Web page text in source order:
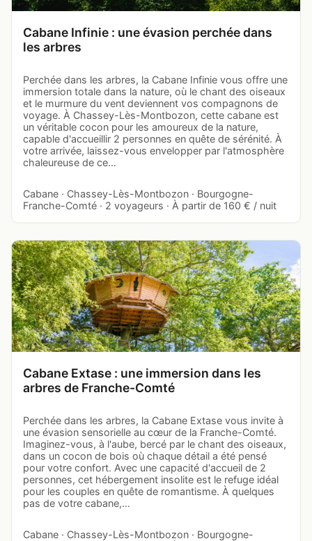
Cabane Infinie : une évasion perchée dans
les arbres
Perchée dans les arbres, la Cabane Infinie vous offre une
immersion totale dans la nature, où le chant des oiseaux
et le murmure du vent deviennent vos compagnons de
voyage. À Chassey-Lès-Montbozon, cette cabane est
un véritable cocon pour les amoureux de la nature,
capable d'accueillir 2 personnes en quête de sérénité. À
votre arrivée, laissez-vous envelopper par l'atmosphère
chaleureuse de ce…
Cabane · Chassey-Lès-Montbozon · Bourgogne-
Franche-Comté · 2 voyageurs · À partir de 160 € / nuit
Cabane Extase : une immersion dans les
arbres de Franche-Comté
Perchée dans les arbres, la Cabane Extase vous invite à
une évasion sensorielle au cœur de la Franche-Comté.
Imaginez-vous, à l'aube, bercé par le chant des oiseaux,
dans un cocon de bois où chaque détail a été pensé
pour votre confort. Avec une capacité d'accueil de 2
personnes, cet hébergement insolite est le refuge idéal
pour les couples en quête de romantisme. À quelques
pas de votre cabane,…
Cabane · Chassey-Lès-Montbozon · Bourgogne-